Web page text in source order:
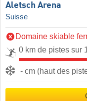
Aletsch Arena
Suisse
Domaine skiable
0 km de pistes sur
- cm (haut des